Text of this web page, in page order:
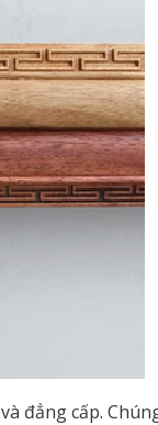
đẳng cấp.